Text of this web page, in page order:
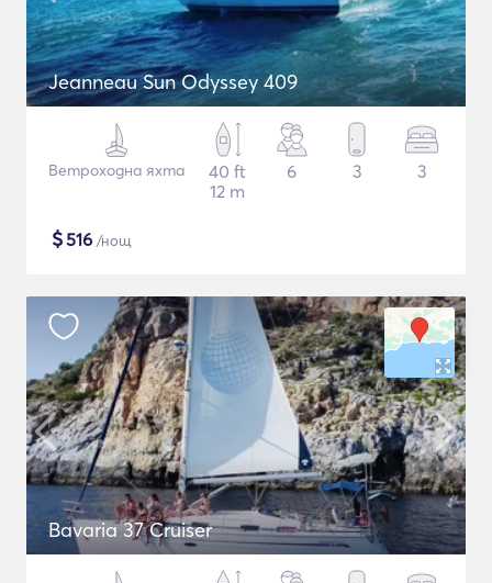
Jeanneau Sun Odyssey 409
Ветроходна яхта
40 ft
12 m
6 3 3
$516 /нощ
Bavaria 37 Cruiser